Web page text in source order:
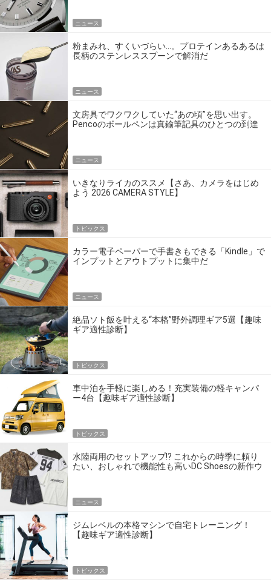
ニュース
粉まみれ、すくいづらい…。プロテインあるあるは
長柄のステンレススプーンで解消だ
ニュース
文房具でワクワクしていた“あの頃”を思い出す。
Pencoのボールペンは真鍮筆記具のひとつの到達
ニュース
いきなりライカのススメ【さあ、カメラをはじめ
よう 2026 CAMERA STYLE】
トピックス
カラー電子ペーパーで手書きもできる「Kindle」で
インプットとアウトプットに集中だ
ニュース
絶品ソト飯を叶える“本格”野外調理ギア5選【趣味
ギア適性診断】
トピックス
車中泊を手軽に楽しめる！充実装備の軽キャンパ
ー4台【趣味ギア適性診断】
トピックス
水陸両用のセットアップ!? これからの時季に頼り
たい、おしゃれで機能性も高いDC Shoesの新作ウ
ニュース
ジムレベルの本格マシンで自宅トレーニング！
【趣味ギア適性診断】
トピックス